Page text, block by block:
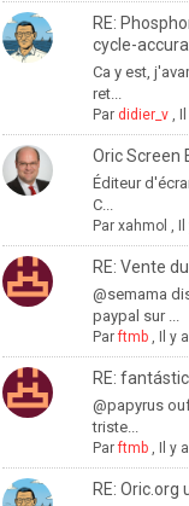
RE:
cycle-
Ca y est,
ret...
Par didier_v,
Oric Screen
Éditeur
C...
Par xahmol ,
RE: Vente du
@semama
paypal sur ...
Parftmb, Il y
RE:
@papyrus
triste...
Parftmb, Il y
RE: Oric.org